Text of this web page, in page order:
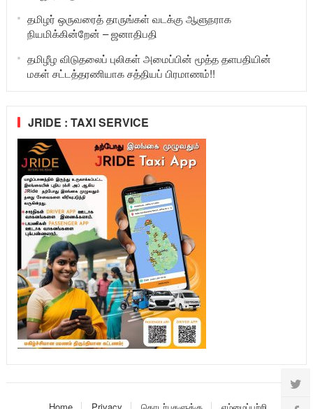
தமிழர் ஒருவரைத் தாருங்கள் வடக்கு ஆளுநராக
நியமிக்கின்றேன் – ஜனாதிபதி
தமிழீழ விடுதலைப் புலிகள் அமைப்பின் மூத்த தளபதியின்
மகள் சட்டத்தரணியாக சத்தியப் பிரமாணம்!!
JRIDE : TAXI SERVICE
Home Privacy தொடர்புகளுக்கு எம்மைப்பற்றி